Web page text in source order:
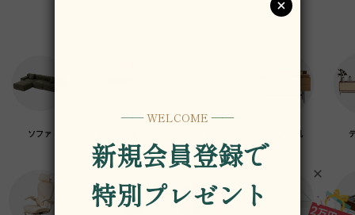
ソファ デスク・机